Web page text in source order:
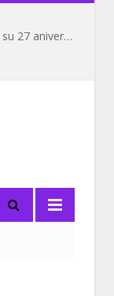
Barack y Michelle Obama celebran hoy su 27 aniversario de bodas